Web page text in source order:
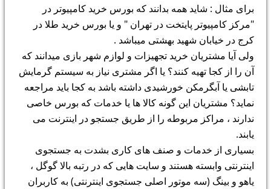
برای مثال : شاید همه بدانند که بورس خرید کامپیوتر در
"مرکز کامپیوتر پایتخت در تهران " و یا بورس خرید طلا در
کرج در خیابان شهید بهشتی میباشد .
ولی آیا مشتریان خرید تجهیزات و لوازم شهر بازی میدانند که
آن را از کجا تهیه کنند؟ یا اگر مشتری نیاز به سیستم گرمایش
تابشی یا آبگرمکن خورشیدی داشته باشد به کجا باید مراجعه
نماید؟ مشتریان این گونه کالا ها یا خدمات که بورس خاصی
ندارند ، مراکز مربوطه را از طریق جستجو در اینترنت می
یابند.
بسیاری از خدمات و صنف های کاری بشدت به جستجوی
اینترنتی وابسته هستند و سایت هایی که در رتبه بالا گوگل ،
یاهو و بینگ (سه موتور اصلی جستجوی اینترنتی) به کاربران